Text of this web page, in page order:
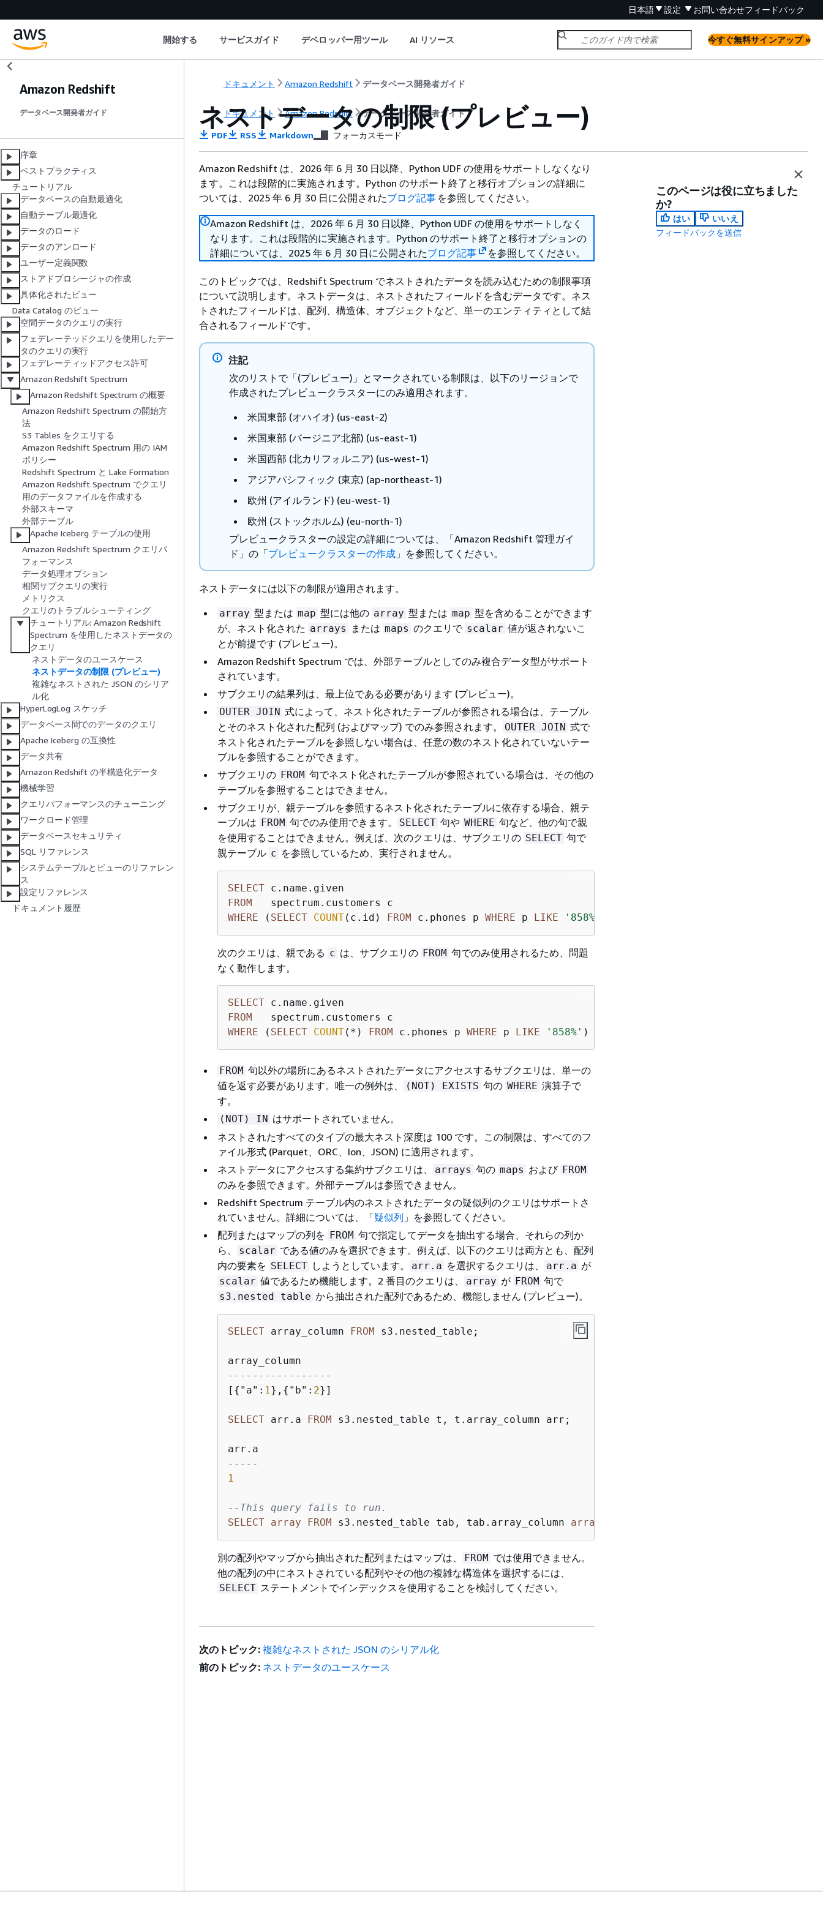
日本語 設定 お問い合わせフィードバック
開始する サービスガイド デベロッパー用ツール AI リソース 今すぐ無料サインアップ »
Amazon Redshift
データベース開発者ガイド
序章
ベストプラクティス
チュートリアル
データベースの自動最適化
自動テーブル最適化
データのロード
データのアンロード
ユーザー定義関数
ストアドプロシージャの作成
具体化されたビュー
Data Catalog のビュー
空間データのクエリの実行
フェデレーテッドクエリを使用したデー
タのクエリの実行
フェデレーティッドアクセス許可
Amazon Redshift Spectrum
Amazon Redshift Spectrum の概要
Amazon Redshift Spectrum の開始方
法
S3 Tables をクエリする
Amazon Redshift Spectrum 用の IAM
ポリシー
Redshift Spectrum と Lake Formation
Amazon Redshift Spectrum でクエリ
用のデータファイルを作成する
外部スキーマ
外部テーブル
Apache Iceberg テーブルの使用
Amazon Redshift Spectrum クエリパ
フォーマンス
データ処理オプション
相関サブクエリの実行
メトリクス
クエリのトラブルシューティング
チュートリアル: Amazon Redshift
Spectrum を使用したネストデータの
クエリ
ネストデータのユースケース
ネストデータの制限 (プレビュー)
複雑なネストされた JSON のシリア
ル化
HyperLogLog スケッチ
データベース間でのデータのクエリ
Apache Iceberg の互換性
データ共有
Amazon Redshift の半構造化データ
機械学習
クエリパフォーマンスのチューニング
ワークロード管理
データベースセキュリティ
SQL リファレンス
システムテーブルとビューのリファレン
ス
設定リファレンス
ドキュメント履歴
ドキュメント Amazon Redshift データベース開発者ガイド
ドキュメント Amazon Redshift データベース開発者ガイド
ネストデータの制限 (プレビュー)
PDF RSS Markdown フォーカスモード
Amazon Redshift は、2026 年 6 月 30 日以降、Python UDF の使用をサポートしなくなり
ます。これは段階的に実施されます。Python のサポート終了と移行オプションの詳細に
ついては、2025 年 6 月 30 日に公開されたブログ記事 を参照してください。
Amazon Redshift は、2026 年 6 月 30 日以降、Python UDF の使用をサポートしなく
なります。これは段階的に実施されます。Python のサポート終了と移行オプションの
詳細については、2025 年 6 月 30 日に公開されたブログ記事 を参照してください。
このトピックでは、Redshift Spectrum でネストされたデータを読み込むための制限事項
について説明します。ネストデータは、ネストされたフィールドを含むデータです。ネス
トされたフィールドは、配列、構造体、オブジェクトなど、単一のエンティティとして結
合されるフィールドです。
注記
次のリストで「(プレビュー)」とマークされている制限は、以下のリージョンで
作成されたプレビュークラスターにのみ適用されます。
米国東部 (オハイオ) (us-east-2)
米国東部 (バージニア北部) (us-east-1)
米国西部 (北カリフォルニア) (us-west-1)
アジアパシフィック (東京) (ap-northeast-1)
欧州 (アイルランド) (eu-west-1)
欧州 (ストックホルム) (eu-north-1)
プレビュークラスターの設定の詳細については、「Amazon Redshift 管理ガイ
ド 」の「プレビュークラスターの作成 」を参照してください。
ネストデータには以下の制限が適用されます。
array 型または map 型には他の array 型または map 型を含めることができます
が、ネスト化された arrays または maps のクエリで scalar 値が返されないこ
とが前提です (プレビュー)。
Amazon Redshift Spectrum では、外部テーブルとしてのみ複合データ型がサポート
されています。
サブクエリの結果列は、最上位である必要があります (プレビュー)。
OUTER JOIN 式によって、ネスト化されたテーブルが参照される場合は、テーブル
とそのネスト化された配列 (およびマップ) でのみ参照されます。
OUTER JOIN 式で
ネスト化されたテーブルを参照しない場合は、任意の数のネスト化されていないテー
ブルを参照することができます。
サブクエリの FROM 句でネスト化されたテーブルが参照されている場合は、その他の
テーブルを参照することはできません。
サブクエリが、親テーブルを参照するネスト化されたテーブルに依存する場合、親テ
ーブルは FROM 句でのみ使用できます。 SELECT 句や WHERE 句など、他の句で親
を使用することはできません。例えば、次のクエリは、サブクエリの SELECT 句で
親テーブル c を参照しているため、実行されません。
SELECT
FROM
WHERE ( SELECT COUNT(c.id) FROM c.phones p WHERE p LIKE '858%'
次のクエリは、親である c は、サブクエリの FROM 句でのみ使用されるため、問題
なく動作します。
SELECT
FROM
WHERE ( SELECT COUNT( * ) FROM c.phones p WHERE p LIKE '858%' )
FROM 句以外の場所にあるネストされたデータにアクセスするサブクエリは、単一の
値を返す必要があります。唯一の例外は、
(NOT) EXISTS 句の WHERE 演算子で
す。
(NOT) IN はサポートされていません。
ネストされたすべてのタイプの最大ネスト深度は 100 です。この制限は、すべてのフ
ァイル形式 (Parquet、ORC、Ion、JSON) に適用されます。
ネストデータにアクセスする集約サブクエリは、
arrays 句の maps および FROM
のみを参照できます。外部テーブルは参照できません。
Redshift Spectrum テーブル内のネストされたデータの疑似列のクエリはサポートさ
れていません。詳細については、「疑似列 」を参照してください。
配列またはマップの列を FROM 句で指定してデータを抽出する場合、それらの列か
ら、
scalar である値のみを選択できます。例えば、以下のクエリは両方とも、配列
内の要素を SELECT しようとしています。 arr.a を選択するクエリは、 arr.a が
scalar 値であるため機能します。2 番目のクエリは、 array が FROM 句で
s3.nested table から抽出された配列であるため、機能しません (プレビュー)。
SELECT array_column FROM s3.nested_table;
-----------------
[ { "a": 1}, { "b": 2}]
SELECT arr.a FROM s3.nested_table t, t.array_column arr;
-----
1
--This query fails to run.
SELECT array FROM s3.nested_table tab, tab.array_column array
別の配列やマップから抽出された配列またはマップは、 FROM では使用できません。
他の配列の中にネストされている配列やその他の複雑な構造体を選択するには、
SELECT ステートメントでインデックスを使用することを検討してください。
このページは役に立ちました
か?
はい
いいえ
フィードバックを送信
次のトピック: 複雑なネストされた JSON のシリアル化
前のトピック: ネストデータのユースケース